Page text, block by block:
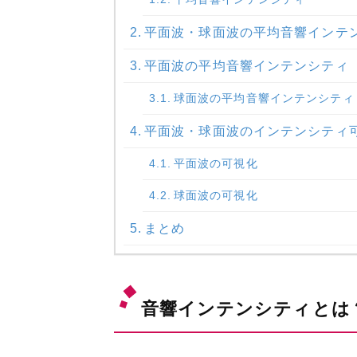
平面波・球面波の平均音響インテ
平面波の平均音響インテンシティ
球面波の平均音響インテンシティ
平面波・球面波のインテンシティ
平面波の可視化
球面波の可視化
まとめ
音響インテンシティとは